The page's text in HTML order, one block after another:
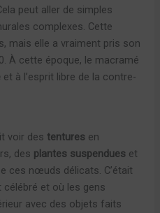
peut aller de simples
complexes. Cette
mais elle a vraiment pris son
À cette époque, le macramé
et à l’esprit libre de la contre-
voir destentures en
des plantes suspendues et
ces nœuds délicats. C’était
célébré et où les gens
avec des objets faits